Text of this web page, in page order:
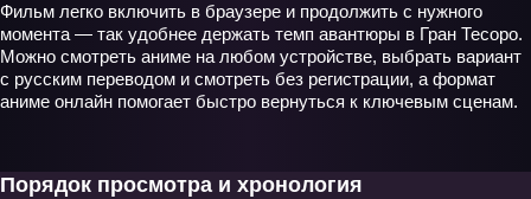
Фильм легко включить в браузере и продолжить с нужного
момента — так удобнее держать темп авантюры в Гран Тесоро.
Можно смотреть аниме на любом устройстве, выбрать вариант
с русским переводом и смотреть без регистрации, а формат
аниме онлайн помогает быстро вернуться к ключевым сценам.
Порядок просмотра и хронология